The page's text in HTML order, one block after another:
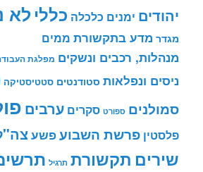
יהודים ימנים כלכלה כללי לא
מגדר מדע בתקשורת ממים
מנהלות, רכבים ונשקים מפלגת
ניסים ונפלאות סטודנטים סטטיסטיקה
סמולנים ספורט סקרים ערבים
פלסטין פרשת השבועפשע
שירים תקשורת תרגיל